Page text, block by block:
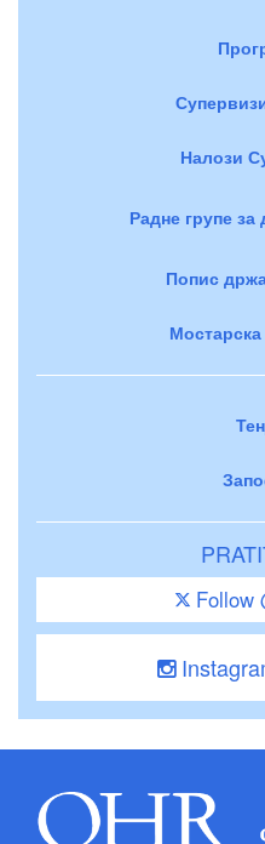
Налози
Радне групе
Попис
Follow